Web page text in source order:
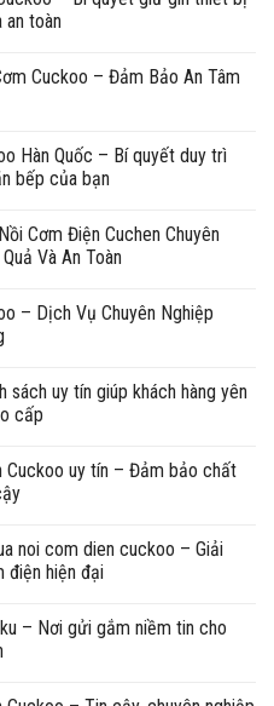
an toàn
Cuckoo – Đảm Bảo An Tâm
Hàn Quốc – Bí quyết duy trì
bếp của bạn
Cơm Điện Cuchen Chuyên
Và An Toàn
– Dịch Vụ Chuyên Nghiệp
sách uy tín giúp khách hàng yên
cấp
uy tín – Đảm bảo chất
noi com dien cuckoo – Giải
điện hiện đại
– Nơi gửi gắm niềm tin cho